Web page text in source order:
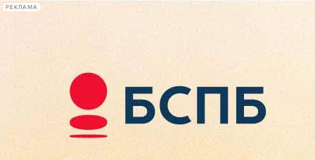
РЕКЛАМА
Сегодня:
2026.08.07
11:44
Афиша Plus